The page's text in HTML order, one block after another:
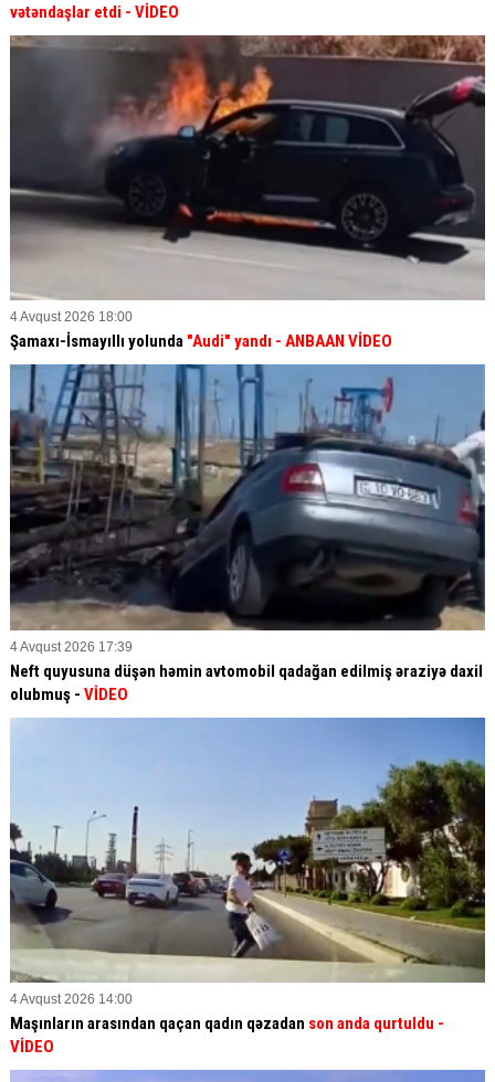
vətəndaşlar etdi - VİDEO
4 Avqust 2026 18:00
Şamaxı-İsmayıllı yolunda "Audi" yandı - ANBAAN VİDEO
4 Avqust 2026 17:39
Neft quyusuna düşən həmin avtomobil qadağan edilmiş əraziyə daxil
olubmuş - VİDEO
4 Avqust 2026 14:00
Maşınların arasından qaçan qadın qəzadan son anda qurtuldu -
VİDEO